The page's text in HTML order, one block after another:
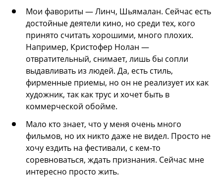
Мои фавориты — Линч, Шьямалан. Сейчас есть
достойные деятели кино, но среди тех, кого
принято считать хорошими, много плохих.
Например, Кристофер Нолан —
отвратительный, снимает, лишь бы сопли
выдавливать из людей. Да, есть стиль,
фирменные приемы, но он не реализует их как
художник, так как трус и хочет быть в
коммерческой обойме.
Мало кто знает, что у меня очень много
фильмов, но их никто даже не видел. Просто не
хочу ездить на фестивали, с кем-то
соревноваться, ждать признания. Сейчас мне
интересно просто жить.